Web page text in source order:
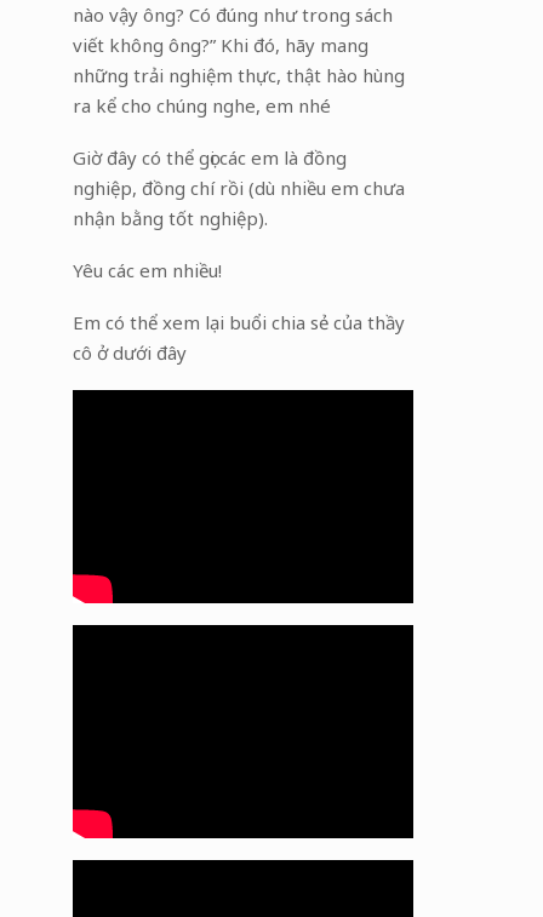
nào vậy ông? Có đúng như trong sách
viết không ông?” Khi đó, hãy mang
những trải nghiệm thực, thật hào hùng
ra kể cho chúng nghe, em nhé
Giờ đây có thể gọi các em là đồng
nghiệp, đồng chí rồi (dù nhiều em chưa
nhận bằng tốt nghiệp).
Yêu các em nhiều!
Em có thể xem lại buổi chia sẻ của thầy
cô ở dưới đây